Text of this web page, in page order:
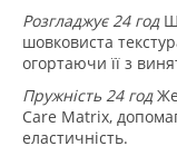
Розгладжує 24 год
шовковиста
огортаючи її з
Пружність 24 год
Care Matrix,
еластичність.